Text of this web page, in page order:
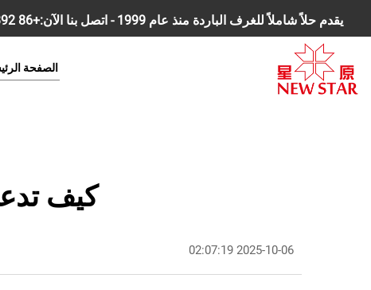
يقدم حلاً شاملاً للغرف الباردة منذ عام 1999 - اتصل بنا الآن: +86 18168827392
الصفحة
كيف
2025-10-06 02:07:19